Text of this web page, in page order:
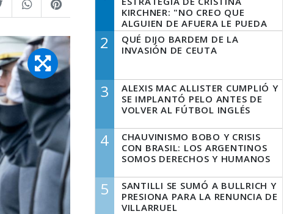
KIRCHNER: "NO CREO QUE
ALGUIEN DE AFUERA LE PUEDA
DECIR A LA JUSTICIA LO QUE
TIENE QUE HACER"
2
QUÉ DIJO BARDEM DE LA
INVASIÓN DE CEUTA
3
ALEXIS MAC ALLISTER CUMPLIÓ Y
SE IMPLANTÓ PELO ANTES DE
VOLVER AL FÚTBOL INGLÉS
4
CHAUVINISMO BOBO Y CRISIS
CON BRASIL: LOS ARGENTINOS
SOMOS DERECHOS Y HUMANOS
5
SANTILLI SE SUMÓ A BULLRICH Y
PRESIONA PARA LA RENUNCIA DE
VILLARRUEL